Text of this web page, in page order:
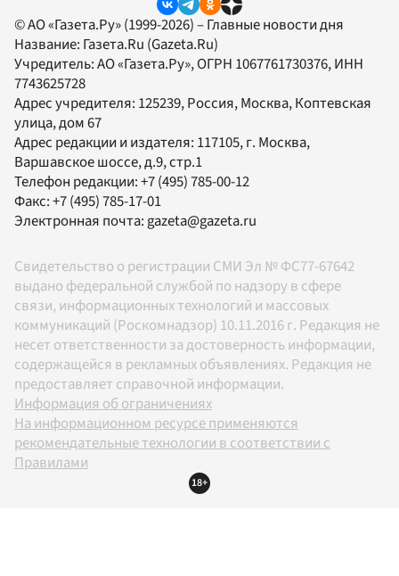
© АО «Газета.Ру» (1999-2026) – Главные новости дня
Название: Газета.Ru (Gazeta.Ru)
Учредитель:АО «Газета.Ру», ОГРН 1067761730376, ИНН
7743625728
Адрес учредителя: 125239, Россия, Москва, Коптевская
улица, дом 67
Адрес редакции и издателя: 117105, г. Москва,
Варшавское шоссе, д.9, стр.1
Телефон редакции:+7 (495) 785-00-12
Факс:+7 (495) 785-17-01
Электронная почта: gazeta@gazeta.ru
Свидетельство о регистрации СМИ Эл № ФС77-67642
выдано федеральной службой по надзору в сфере
связи, информационных технологий и массовых
коммуникаций (Роскомнадзор) 10.11.2016 г. Редакция не
несет ответственности за достоверность информации,
содержащейся в рекламных объявлениях. Редакция не
предоставляет справочной информации.
Информация об ограничениях
На информационном ресурсе применяются
рекомендательные технологии в соответствии с
Правилами
18+